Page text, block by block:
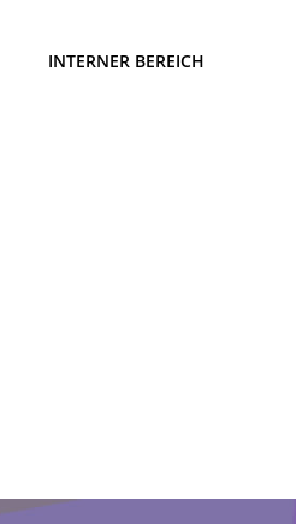
INTERNER BEREICH